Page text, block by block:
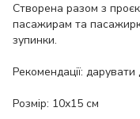
Створена разом з
пасажирам та
зупинки.
Рекомендації:
Розмір: 10х15 см